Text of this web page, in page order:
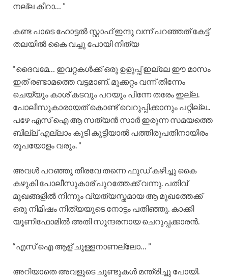
നല്ല കീറാ… ”
കണ്ട പാടെ ഹോട്ടൽ സ്റ്റാഫ്‌ ഇന്ദു വന്ന് പറഞ്ഞത് കേട്ട്
തലയിൽ കൈ വച്ചു പോയി നിത്യ
“ദൈവമേ… ഇവറ്റകൾക്ക് ഒരു ഉളുപ്പ് ഇല്ലേ ഈ മാസം
ഇത് രണ്ടാമത്തെ വട്ടമാണ്. മൂക്കറ്റം വന്ന് തിന്നേം
ചെയ്യും കാശ് കടവും പറയും പിന്നേ തരേം ഇല്ല.
പോലീസുകാരായത് കൊണ്ട് വെറുപ്പിക്കാനും പറ്റില്ല..
പഴേ എസ് ഐ ആ സത്യൻ സാർ ഇരുന്ന സമയത്തെ
ബില്ല് എല്ലാം കൂടി കൂട്ടിയാൽ പത്തിരുപതിനായിരം
രൂപയോളം വരും. ”
അവൾ പറഞ്ഞു തീരവേ തന്നെ ഫുഡ്‌ കഴിച്ചു കൈ
കഴുകി പോലീസുകാര് പുറത്തേക്ക് വന്നു. പതിവ്
മുഖങ്ങളിൽ നിന്നും വ്യത്യസ്തമായ ആ മുഖത്തേക്ക്
ഒരു നിമിഷം നിത്യയുടെ നോട്ടം പതിഞ്ഞു. കാക്കി
യൂണിഫോമിൽ അതി സുന്ദരനായ ചെറുപ്പക്കാരൻ.
“എസ് ഐ ആള് ചുള്ളനാണല്ലോ… ”
അറിയാതെ അവളുടെ ചുണ്ടുകൾ മന്ത്രിച്ചു പോയി.